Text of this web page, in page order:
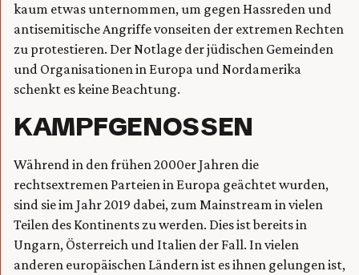
kaum etwas unternommen, um gegen Hassreden und
antisemitische Angriffe vonseiten der extremen Rechten
zu protestieren. Der Notlage der jüdischen Gemeinden
und Organisationen in Europa und Nordamerika
schenkt es keine Beachtung.
KAMPFGENOSSEN
Während in den frühen 2000er Jahren die
rechtsextremen Parteien in Europa geächtet wurden,
sind sie im Jahr 2019 dabei, zum Mainstream in vielen
Teilen des Kontinents zu werden. Dies ist bereits in
Ungarn, Österreich und Italien der Fall. In vielen
anderen europäischen Ländern ist es ihnen gelungen ist,